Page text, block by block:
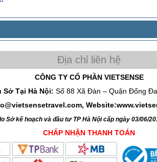
CÔNG TY CỔ PHẦN VIETSENSE
Sở Tại Hà Nội: Số 88 Xã Đàn – Quận Đống
kế hoạch và đầu tư TP Hà Nội cấp ngày 03/06/
CHẤP NHẬN THANH TOÁN